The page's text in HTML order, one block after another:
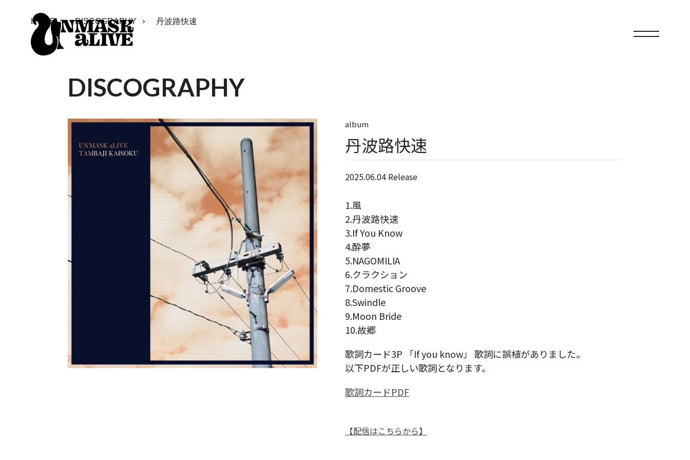
HOME DISCOGRAPHY 丹波路快速
DISCOGRAPHY
album
丹波路快速
2025.06.04 Release
1.風
2.丹波路快速
3.If You Know
4.酔夢
5.NAGOMILIA
6.クラクション
7.Domestic Groove
8.Swindle
9.Moon Bride
10.故郷
歌詞カード3P 「If you know」 歌詞に誤植がありました。
以下PDFが正しい歌詞となります。
歌詞カードPDF
【配信はこちらから】